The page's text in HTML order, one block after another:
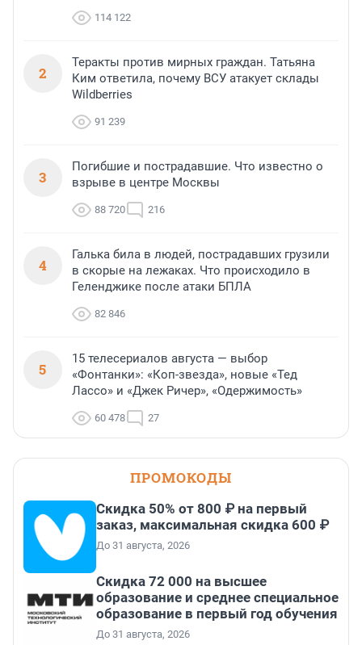
114 122
2
Теракты против мирных граждан. Татьяна
Ким ответила, почему ВСУ атакует склады
Wildberries
91 239
3
Погибшие и пострадавшие. Что известно о
взрыве в центре Москвы
88 720 216
4
Галька била в людей, пострадавших грузили
в скорые на лежаках. Что происходило в
Геленджике после атаки БПЛА
82 846
5
15 телесериалов августа — выбор
«Фонтанки»: «Коп-звезда», новые «Тед
Лассо» и «Джек Ричер», «Одержимость»
60 478 27
ПРОМОКОДЫ
Скидка 50% от 800 ₽ на первый
заказ, максимальная скидка 600 ₽
До 31 августа, 2026
Скидка 72 000 на высшее
образование и среднее специальное
образование в первый год обучения
До 31 августа, 2026